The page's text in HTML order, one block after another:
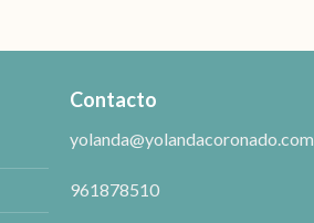
Contacto
yolanda@yolandacoronado.com
961878510